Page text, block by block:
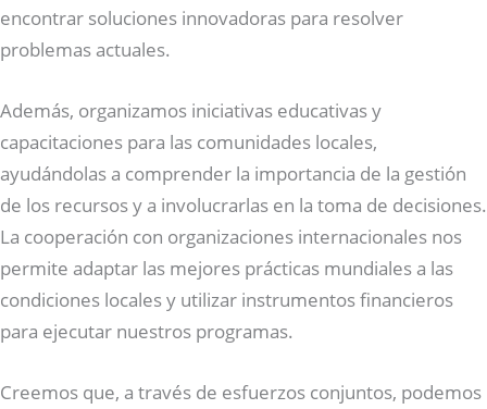
encontrar soluciones innovadoras para resolver
problemas actuales.
Además, organizamos iniciativas educativas y
capacitaciones para las comunidades locales,
ayudándolas a comprender la importancia de la gestión
de los recursos y a involucrarlas en la toma de decisiones.
La cooperación con organizaciones internacionales nos
permite adaptar las mejores prácticas mundiales a las
condiciones locales y utilizar instrumentos financieros
para ejecutar nuestros programas.
Creemos que, a través de esfuerzos conjuntos, podemos